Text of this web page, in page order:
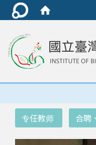
专任教师 合聘